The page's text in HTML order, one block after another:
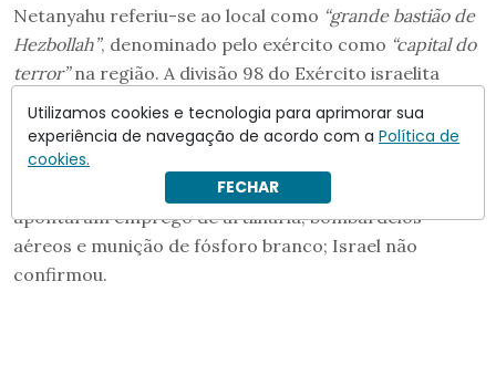
Netanyahu referiu-se ao local como “grande bastião de
Hezbollah”, denominado pelo exército como “capital do
terror”na região. A divisão 98 do Exército israelita
completou o cerco de Bint Jbeil na segunda-feira, após
eliminar mais de cem combatentes na semana
anterior, de acordo com informações da Reuters.
Fontes de segurança libanesas citadas pela Al Jazeera
apontaram emprego de artilharia, bombardeios
aéreos e munição de fósforo branco; Israel não
confirmou.
Utilizamos cookies e tecnologia para aprimorar sua
experiência de navegação de acordo com a Política de
cookies.
FECHAR